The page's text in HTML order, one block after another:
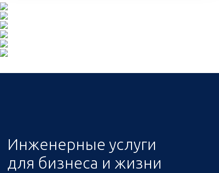
Инженерные услуги
для бизнеса и жизни